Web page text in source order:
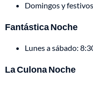
Domingos y
Fantástica Noche
Lunes a sábado:
La Culona Noche